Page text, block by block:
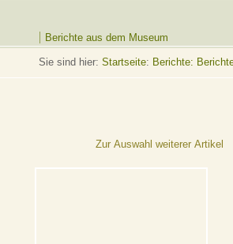
Berichte aus dem Museum
Sie sind hier: Startseite: Berichte:
Zur Auswahl weiterer Artikel